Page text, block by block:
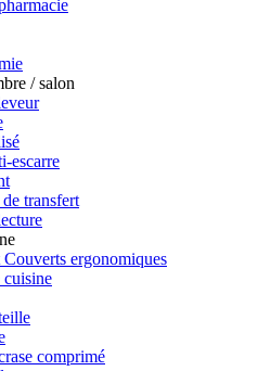
/ salon
escarre
transfert
Couverts ergonomiques
cuisine
comprimé